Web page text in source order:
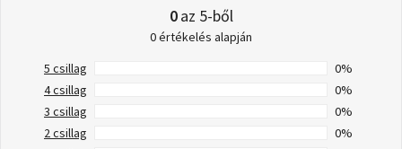
0az 5-ből
0 értékelés alapján
5 csillag
0%
4 csillag
0%
3 csillag
0%
2 csillag
0%